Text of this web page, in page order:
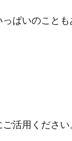
ぱいのこと
活用ください